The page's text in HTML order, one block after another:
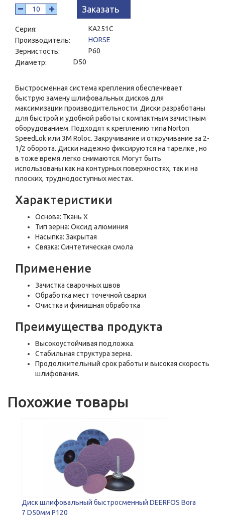
Заказать
Серия:
KA251C
Производитель:
HORSE
Зернистость:
P60
Диаметр:
D50
Быстросменная система крепления обеспечивает
быструю замену шлифовальных дисков для
максимизации производительности. Диски разработаны
для быстрой и удобной работы с компактным зачистным
оборудованием. Подходят к креплению типа Norton
SpeedLok или 3M Roloc. Закручивание и откручивание за 2-
1/2 оборота. Диски надежно фиксируются на тарелке , но
в тоже время легко снимаются. Могут быть
использованы как на контурных поверхностях, так и на
плоских, труднодоступных местах.
Характеристики
Основа: Ткань Х
Тип зерна: Оксид алюминия
Насыпка: Закрытая
Связка: Синтетическая смола
Применение
Зачистка сварочных швов
Обработка мест точечной сварки
Очистка и финишная обработка
Преимущества продукта
Высокоустойчивая подложка.
Стабильная структура зерна.
Продолжительный срок работы и высокая скорость
шлифования.
Похожие товары
Диск шлифовальный быстросменный DEERFOS Bora
7 D50мм P120